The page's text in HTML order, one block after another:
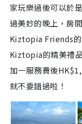
0
8
%
家玩樂過後可以於是
過美妙的晚上，房
Kiztopia Friends
Kiztopia的精美禮
加一服務費後
就不要錯過啦！